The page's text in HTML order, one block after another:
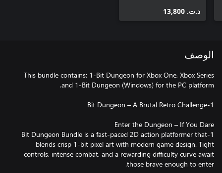
د.ت.‏ 13,800
الوصف
This bundle contains: 1-Bit Dungeon for Xbox One, Xbox Series
1-Bit Dungeon Bundle is a fast-paced 2D action platformer that
blends crisp 1-bit pixel art with modern game design. Tight
controls, intense combat, and a rewarding difficulty curve await